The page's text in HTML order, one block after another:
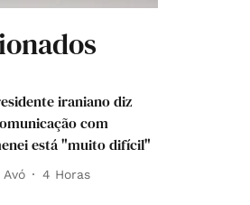
iraniano diz
com
está "muito difícil"
Avó 4 Horas